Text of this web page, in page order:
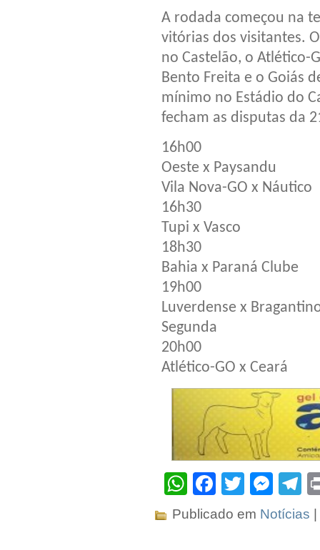
A rodada começou na
vitórias dos visitantes.
no Castelão, o Atlético-
Bento Freita e o Goiás
mínimo no Estádio do
fecham as disputas da
16h00
Oeste x Paysandu
Vila Nova-GO x Náutico
16h30
Tupi x Vasco
18h30
Bahia x Paraná Clube
19h00
Luverdense x
Segunda
20h00
Atlético-GO x Ceará
WhatsApp
Facebook
Twitter
Publicado em Notícias